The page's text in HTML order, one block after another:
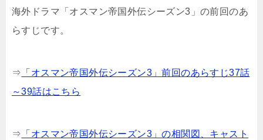
海外ドラマ「オスマン帝国外伝シーズン3」の前回のあ
らすじです。
⇒ 「オスマン帝国外伝シーズン3」前回のあらすじ37話
～39話はこちら
⇒ 「オスマン帝国外伝シーズン3」の相関図、キャスト